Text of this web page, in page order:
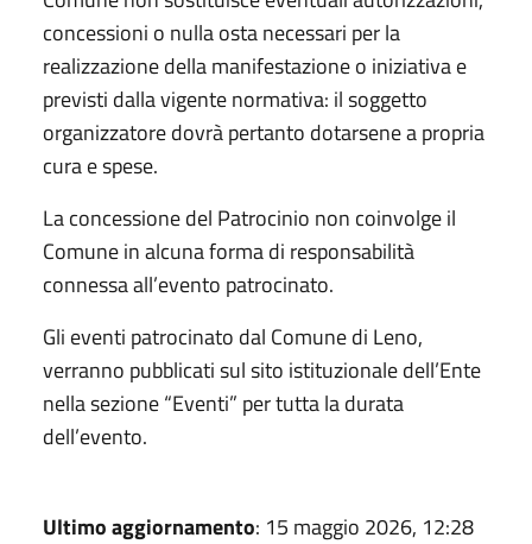
concessioni o nulla osta necessari per la
realizzazione della manifestazione o iniziativa e
previsti dalla vigente normativa: il soggetto
organizzatore dovrà pertanto dotarsene a propria
cura e spese.
La concessione del Patrocinio non coinvolge il
Comune in alcuna forma di responsabilità
connessa all’evento patrocinato.
Gli eventi patrocinato dal Comune di Leno,
verranno pubblicati sul sito istituzionale dell’Ente
nella sezione “Eventi” per tutta la durata
dell’evento.
Ultimo aggiornamento: 15 maggio 2026, 12:28